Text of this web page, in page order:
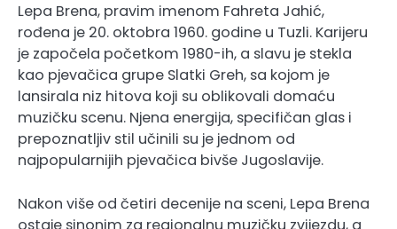
Lepa Brena, pravim imenom Fahreta Jahić,
rođena je 20. oktobra 1960. godine u Tuzli. Karijeru
je započela početkom 1980-ih, a slavu je stekla
kao pjevačica grupe Slatki Greh, sa kojom je
lansirala niz hitova koji su oblikovali domaću
muzičku scenu. Njena energija, specifičan glas i
prepoznatljiv stil učinili su je jednom od
najpopularnijih pjevačica bivše Jugoslavije.
Nakon više od četiri decenije na sceni, Lepa Brena
ostaje sinonim za regionalnu muzičku zvijezdu, a